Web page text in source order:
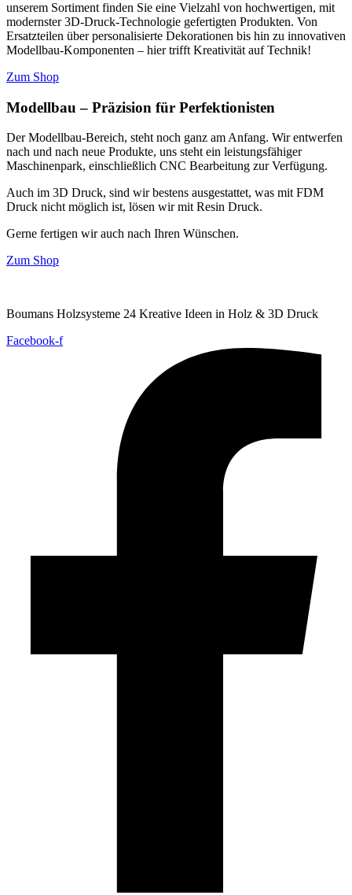
unserem Sortiment finden Sie eine Vielzahl von hochwertigen, mit
modernster 3D-Druck-Technologie gefertigten Produkten. Von
Ersatzteilen über personalisierte Dekorationen bis hin zu innovativen
Modellbau-Komponenten – hier trifft Kreativität auf Technik!
Zum Shop
Modellbau – Präzision für Perfektionisten
Der Modellbau-Bereich, steht noch ganz am Anfang. Wir entwerfen
nach und nach neue Produkte, uns steht ein leistungsfähiger
Maschinenpark, einschließlich CNC Bearbeitung zur Verfügung.
Auch im 3D Druck, sind wir bestens ausgestattet, was mit FDM
Druck nicht möglich ist, lösen wir mit Resin Druck.
Gerne fertigen wir auch nach Ihren Wünschen.
Zum Shop
Boumans Holzsysteme 24 Kreative Ideen in Holz & 3D Druck
Facebook-f